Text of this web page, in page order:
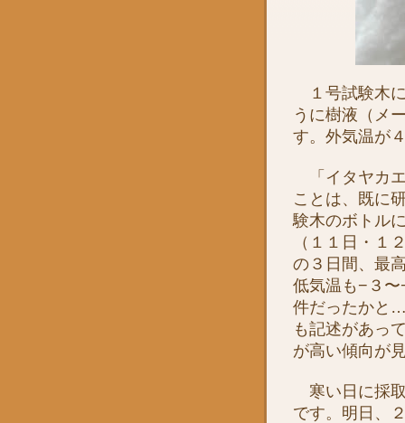
１号試験木
うに樹液（メ
す。外気温が
「イタヤカ
ことは、既に
験木のボトル
（１１日・１
の３日間、最
低気温も−３
件だったかと
も記述があっ
が高い傾向が
寒い日に採
です。明日、